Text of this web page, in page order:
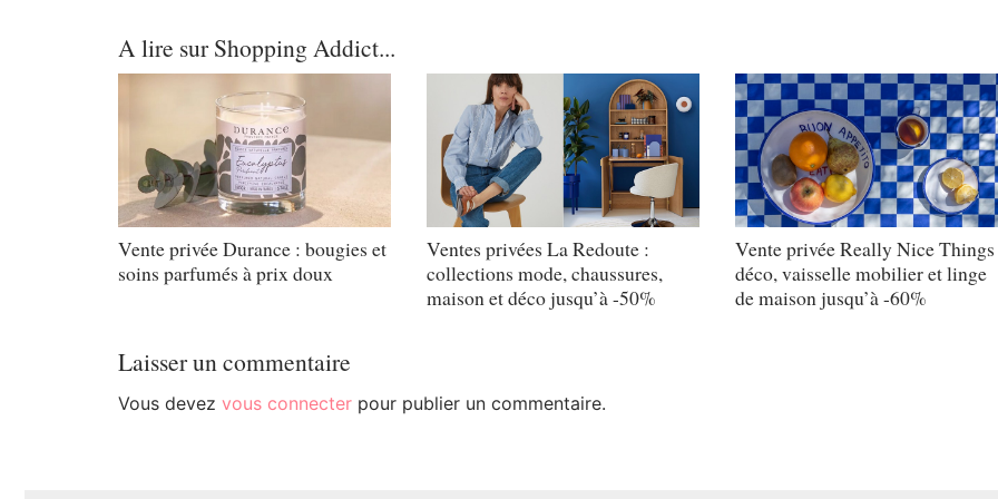
A lire sur Shopping Addict...
Vente privée Durance : bougies et
soins parfumés à prix doux
Ventes privées La Redoute :
collections mode, chaussures,
maison et déco jusqu’à -50%
Vente privée Really Nice
déco, vaisselle mobilier et linge
de maison jusqu’à -60%
Laisser un commentaire
Vous devez vous connecterpour publier un commentaire.